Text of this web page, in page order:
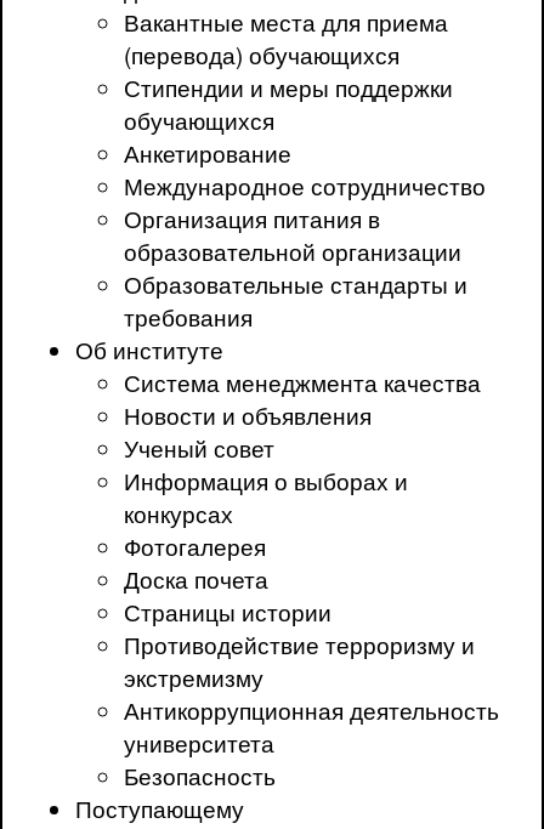
Вакантные места для приема
(перевода) обучающихся
Стипендии и меры поддержки
обучающихся
Анкетирование
Международное сотрудничество
Организация питания в
образовательной организации
Образовательные стандарты и
требования
Об институте
Система менеджмента качества
Новости и объявления
Ученый совет
Информация о выборах и
конкурсах
Фотогалерея
Доска почета
Страницы истории
Противодействие терроризму и
экстремизму
Антикоррупционная деятельность
университета
Безопасность
Поступающему